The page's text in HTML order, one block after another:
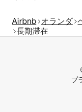
Airbnb オランダ
長期滞在
プ